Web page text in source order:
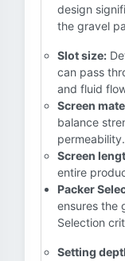
design
the gravel
Slot size:
can pass
and fluid
Screen
balance
permeability.
Screen
entire
Packer
ensures the
Selection
Setting